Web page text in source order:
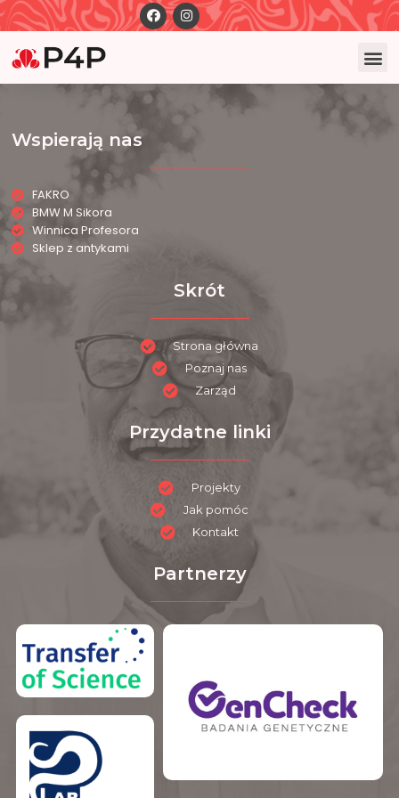
Wspierają nas
FAKRO
BMW M Sikora
Winnica Profesora
Sklep z antykami
Skrót
Strona główna
Poznaj nas
Zarząd
Przydatne linki
Projekty
Jak pomóc
Kontakt
Partnerzy